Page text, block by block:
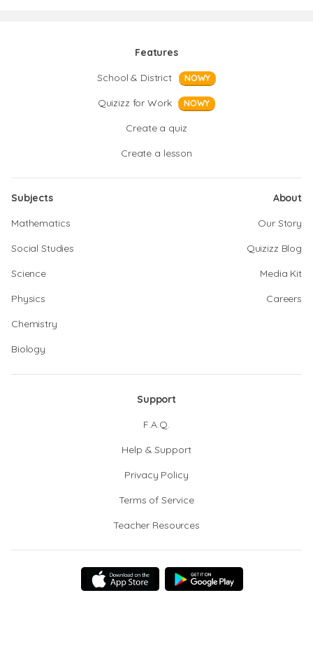
Features
School & District
NOWY
Quizizz for Work NOWY
Create a quiz
Create a lesson
Subjects
Mathematics
Social Studies
Science
Physics
Chemistry
Biology
About
Our Story
Quizizz Blog
Media Kit
Careers
Support
F.A.Q.
Help & Support
Privacy Policy
Terms of Service
Teacher Resources